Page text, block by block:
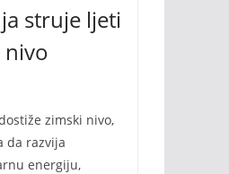
struje ljeti
nivo
zimski nivo,
da razvija
energiju,